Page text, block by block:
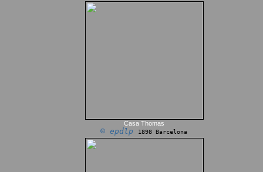
Casa Thomas
© epdlp 1898 Barcelona